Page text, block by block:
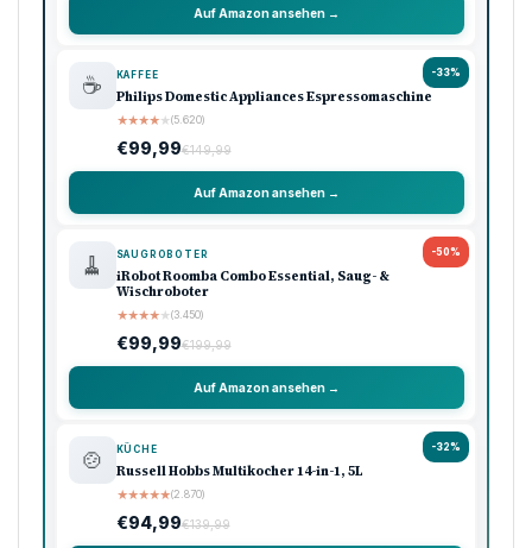
Auf Amazon ansehen →
-33%
☕ KAFFEE
Philips Domestic Appliances Espressomaschine
★★★★★(5.620)
€99,99€149,99
Auf Amazon ansehen →
-50%
🧹 SAUGROBOTER
iRobot Roomba Combo Essential, Saug- &
Wischroboter
★★★★★(3.450)
€99,99€199,99
Auf Amazon ansehen →
-32%
🍲 KÜCHE
Russell Hobbs Multikocher 14-in-1, 5L
★★★★★(2.870)
€94,99€139,99